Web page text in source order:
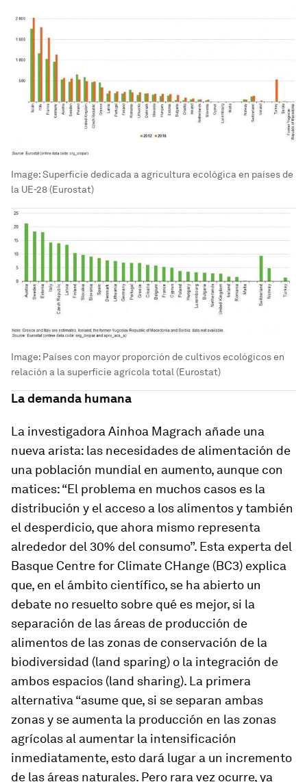
Image:Superficie dedicada a agricultura ecológica en países de
la UE-28 (Eurostat)
Image: Países con mayor proporción de cultivos ecológicos en
relación a la superficie agrícola total (Eurostat)
La demanda humana
La investigadora Ainhoa Magrach añade una
nueva arista: las necesidades de alimentación de
una población mundial en aumento, aunque con
matices: “El problema en muchos casos es la
distribución y el acceso a los alimentos y también
el desperdicio, que ahora mismo representa
alrededor del 30% del consumo”. Esta experta del
Basque Centre for Climate CHange (BC3) explica
que, en el ámbito científico, se ha abierto un
debate no resuelto sobre qué es mejor, si la
separación de las áreas de producción de
alimentos de las zonas de conservación de la
biodiversidad (land sparing) o la integración de
ambos espacios (land sharing). La primera
alternativa “asume que, si se separan ambas
zonas y se aumenta la producción en las zonas
agrícolas al aumentar la intensificación
inmediatamente, esto dará lugar a un incremento
de las áreas naturales. Pero rara vez ocurre, ya